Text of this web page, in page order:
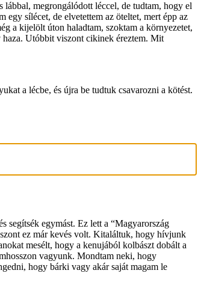
megrongálódott léccel, de tudtam, hogy el
sílécet, de elvetettem az öteltet, mert épp az
a kijelölt úton haladtam, szoktam a környezetet,
haza. Utóbbit viszont cikinek éreztem. Mit
a lécbe, és újra be tudtuk csavarozni a kötést.
segítsék egymást. Ez lett a “Magyarország
ez már kevés volt. Kitaláltuk, hogy hívjunk
mesélt, hogy a kenujából kolbászt dobált a
vagyunk. Mondtam neki, hogy
hogy bárki vagy akár saját magam le